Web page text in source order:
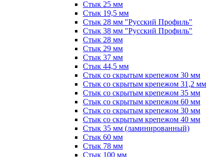
Стык 25 мм
Стык 19,5 мм
Стык 28 мм "Русский Профиль"
Стык 38 мм "Русский Профиль"
Стык 28 мм
Стык 29 мм
Стык 37 мм
Стык 44,5 мм
Стык со скрытым крепежом 30 мм
Стык со скрытым крепежом 31,2 мм
Стык со скрытым крепежом 35 мм
Стык со скрытым крепежом 60 мм
Стык со скрытым крепежом 30 мм
Стык со скрытым крепежом 40 мм
Стык 35 мм (ламинированный)
Стык 60 мм
Стык 78 мм
Стык 100 мм